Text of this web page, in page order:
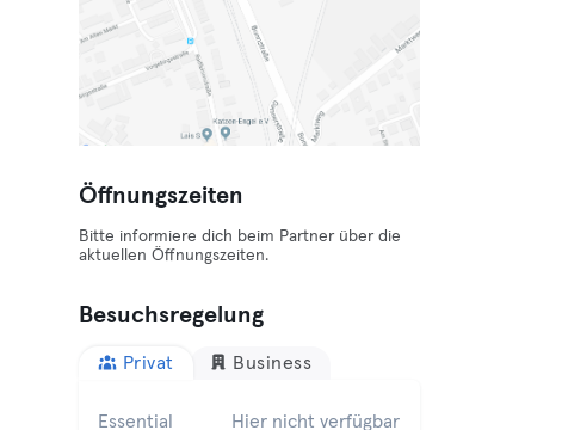
Öffnungszeiten
Bitte informiere dich beim Partner über die
aktuellen Öffnungszeiten.
Besuchsregelung
Privat Business
Essential Hier nicht verfügbar